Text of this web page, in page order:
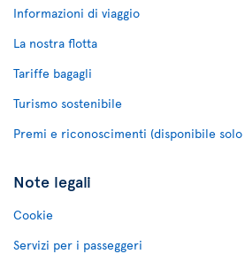
Informazioni di viaggio
La nostra flotta
Tariffe bagagli
Turismo sostenibile
Premi e riconoscimenti (disponibile solo
Note legali
Cookie
Servizi per i passeggeri